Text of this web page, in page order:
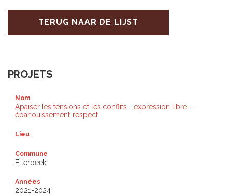
TERUG NAAR DE LIJST
PROJETS
Nom
Apaiser les tensions et les conflits - expression libre-
épanouissement-respect
Lieu
Commune
Etterbeek
Années
2021-2024